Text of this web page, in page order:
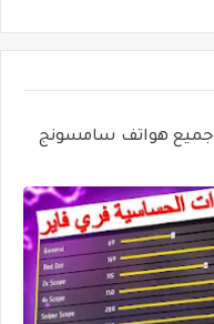
إعدادات الحساسية فري فاير 2026 جميع هواتف سامسونج